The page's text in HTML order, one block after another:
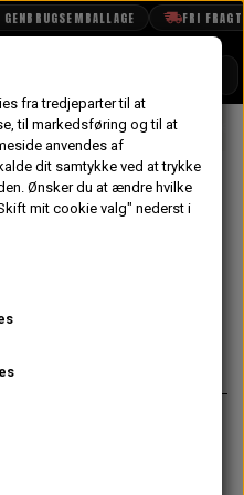
FRI FRAGT
& Styrtøj
kr.
MSRJM
er kun han delen med
bærekugler så se C-
fra tredjeparter til at
til markedsføring og til at
anvendes af
dit samtykke ved at trykke
Ønsker du at ændre hvilke
mit cookie valg" nederst i